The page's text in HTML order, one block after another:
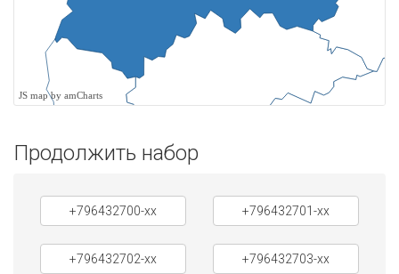
JS map by amCharts
Продолжить набор
+796432700-xx +796432701-xx
+796432702-xx +796432703-xx